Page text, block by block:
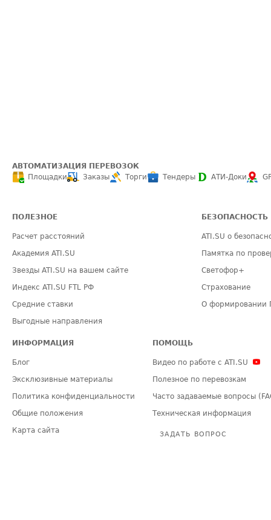
АВТОМАТИЗАЦИЯ ПЕРЕВОЗОК
Площадки
Заказы Торги Тендеры АТИ-Доки
ПОЛЕЗНОЕ
Расчет расстояний
Академия ATI.SU
Звезды ATI.SU на вашем сайте
Индекс ATI.SU FTL РФ
Средние ставки
Выгодные направления
БЕЗОПАСНОСТЬ
ATI.SU о
Памятка по
Светофор+
Страхование
О формировании
ИНФОРМАЦИЯ
Блог
Эксклюзивные материалы
Политика конфиденциальности
Общие положения
Карта сайта
ПОМОЩЬ
Видео по работе с ATI.SU
Полезное по перевозкам
Часто задаваемые вопросы
Техническая информация
ЗАДАТЬ ВОПРОС